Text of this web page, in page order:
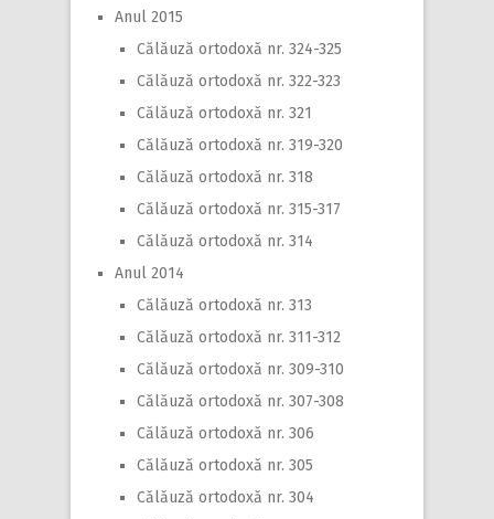
Anul 2015
Călăuză ortodoxă nr. 324-325
Călăuză ortodoxă nr. 322-323
Călăuză ortodoxă nr. 321
Călăuză ortodoxă nr. 319-320
Călăuză ortodoxă nr. 318
Călăuză ortodoxă nr. 315-317
Călăuză ortodoxă nr. 314
Anul 2014
Călăuză ortodoxă nr. 313
Călăuză ortodoxă nr. 311-312
Călăuză ortodoxă nr. 309-310
Călăuză ortodoxă nr. 307-308
Călăuză ortodoxă nr. 306
Călăuză ortodoxă nr. 305
Călăuză ortodoxă nr. 304